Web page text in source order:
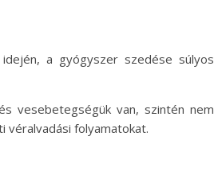
a gyógyszer szedése súlyos
vesebetegségük van, szintén nem
véralvadási folyamatokat.